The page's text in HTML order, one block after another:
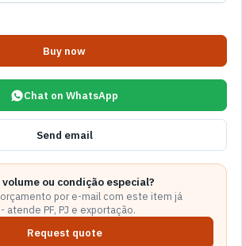
Buy now
Chat on WhatsApp
Send email
ou condição especial?
por e-mail com este item já
atende PF, PJ e exportação.
Request quote